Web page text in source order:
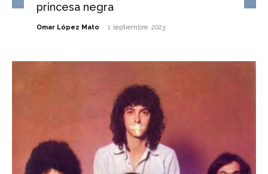
princesa negra
Omar López Mato - 1 septiembre, 2023